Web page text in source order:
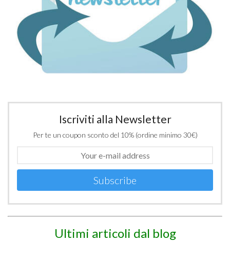
Iscriviti alla Newsletter
Per te un coupon sconto del 10% (ordine minimo 30€)
Subscribe
Ultimi articoli dal blog